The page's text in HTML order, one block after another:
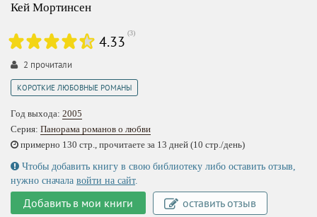
Кей Мортинсен
4.33 (3)
2 прочитали
КОРОТКИЕ ЛЮБОВНЫЕ РОМАНЫ
Год выхода: 2005
Серия: Панорама романов о любви
примерно 130 стр., прочитаете за 13 дней (10 стр./день)
Чтобы добавить книгу в свою библиотеку либо оставить отзыв,
нужно сначала войти на сайт.
Добавить в мои книги
оставить отзыв